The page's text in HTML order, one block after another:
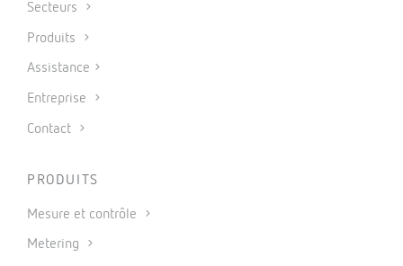
Secteurs
Produits
Assistance
Entreprise
Contact
PRODUITS
Mesure et contrôle
Metering